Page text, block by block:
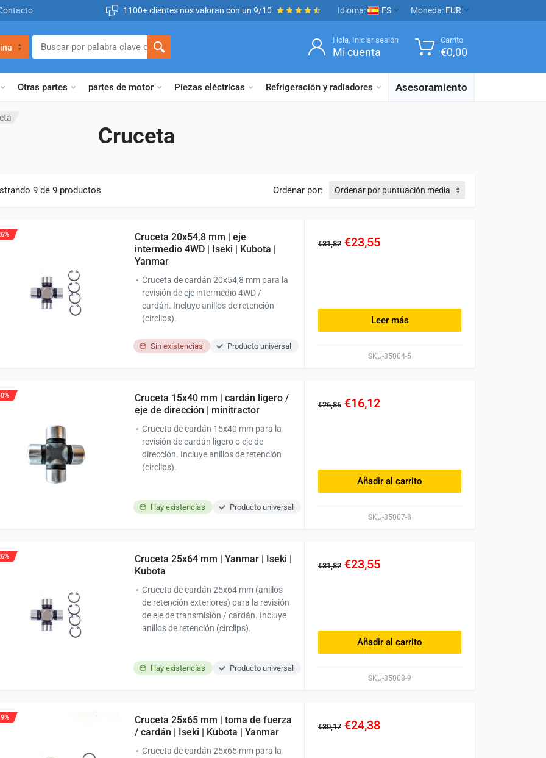
1100+ clientes nos valoran con un 9/10 Idioma: ES Moneda: EUR
Otras partes partes de motor Piezas eléctricas Refrigeración y radiadores Asesoramiento
Hola, Iniciar sesión
Mi cuenta
Carrito
€0,00
Cruceta
9 de 9 productos Ordenar por:
Sin existencias Producto universal
SKU-35004-5
Cruceta 20x54,8 mm | eje
intermedio 4WD | Iseki | Kubota |
Yanmar
Cruceta de cardán 20x54,8 mm para la
revisión de eje intermedio 4WD /
cardán. Incluye anillos de retención
(circlips).
€31,82 €23,55
Leer más
Hay existencias Producto universal
SKU-35007-8
Cruceta 15x40 mm | cardán ligero /
eje de dirección | minitractor
Cruceta de cardán 15x40 mm para la
revisión de cardán ligero o eje de
dirección. Incluye anillos de retención
(circlips).
€26,86 €16,12
Añadir al carrito
Hay existencias Producto universal
SKU-35008-9
Cruceta 25x64 mm | Yanmar | Iseki |
Kubota
Cruceta de cardán 25x64 mm (anillos
de retención exteriores) para la revisión
de eje de transmisión / cardán. Incluye
anillos de retención (circlips).
€31,82 €23,55
Añadir al carrito
Cruceta 25x65 mm | toma de fuerza
/ cardán | Iseki | Kubota | Yanmar
Cruceta de cardán 25x65 mm para la
€30,17 €24,38